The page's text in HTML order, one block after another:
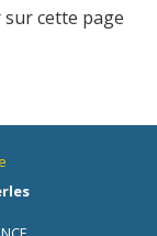
cette page